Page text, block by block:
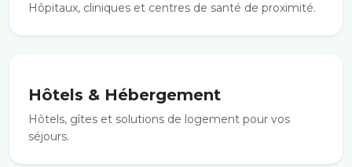
Hôpitaux, cliniques et centres de santé de proximité.
Hôtels & Hébergement
Hôtels, gîtes et solutions de logement pour vos
séjours.